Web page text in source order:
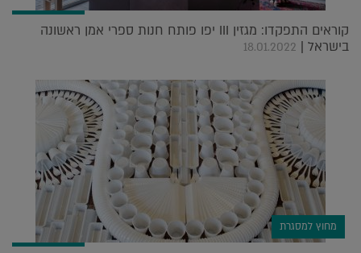
קוראים התפקדו: מגזין III יפו פותח חנות ספרי אמן ראשונה
בישראל | 18.01.2022
מחוץ למסגרת